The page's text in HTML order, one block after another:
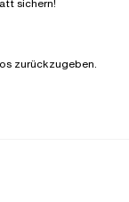
sichern!
zurückzugeben.